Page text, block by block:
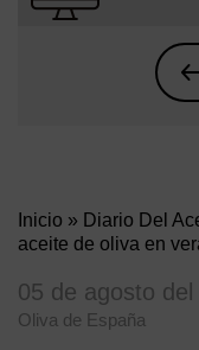
Inicio » Diario Del
aceite de oliva en
05 de agosto del
Oliva de España